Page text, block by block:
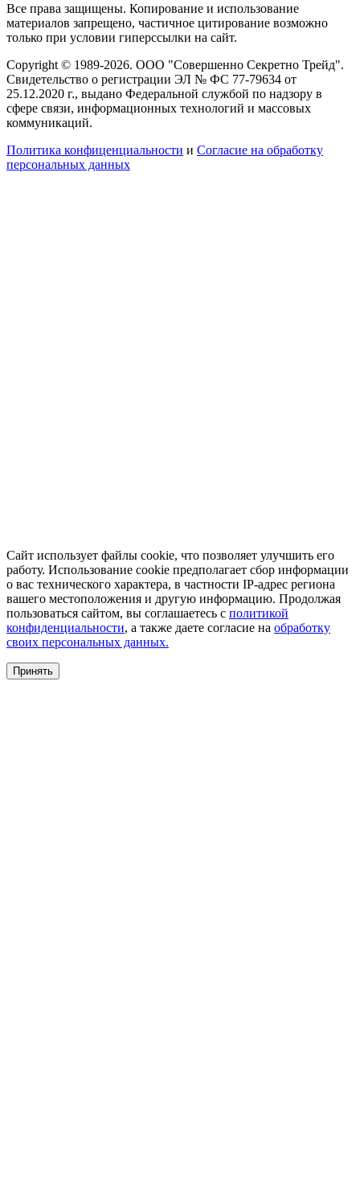
Все права защищены. Копирование и использование
материалов запрещено, частичное цитирование возможно
только при условии гиперссылки на сайт.
Copyright © 1989-2026. ООО "Совершенно Секретно Трейд".
Свидетельство о регистрации ЭЛ № ФС 77-79634 от
25.12.2020 г., выдано Федеральной службой по надзору в
сфере связи, информационных технологий и массовых
коммуникаций.
Политика конфиценциальности и Согласие на обработку
персональных данных
Сайт использует файлы cookie, что позволяет улучшить его
работу. Использование cookie предполагает сбор информации
о вас технического характера, в частности IP-адрес региона
вашего местоположения и другую информацию. Продолжая
пользоваться сайтом, вы соглашаетесь с политикой
конфиденциальности, а также даете согласие на обработку
своих персональных данных.
Принять